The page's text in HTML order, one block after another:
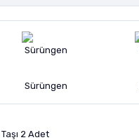
Sürüngen
2 Adet